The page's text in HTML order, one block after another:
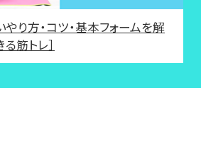
やり方・コツ・基本フォームを解
筋トレ］